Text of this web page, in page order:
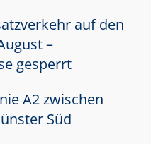
auf den
–
gesperrt
A2 zwischen
Süd